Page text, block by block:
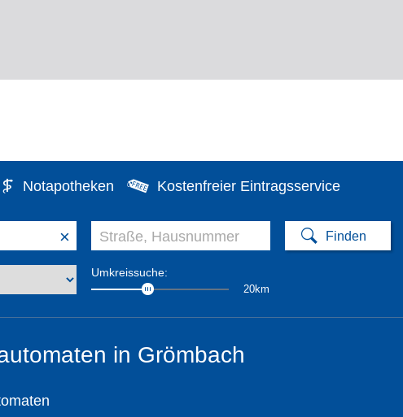
Notapotheken Kostenfreier Eintragsservice
×
Umkreissuche:
20km
in Grömbach